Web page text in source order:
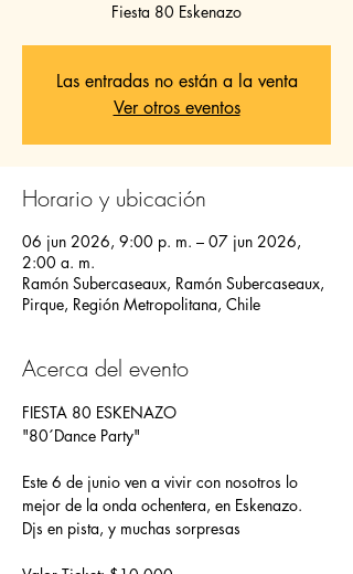
Fiesta 80 Eskenazo
Las entradas no están a la venta
Ver otros eventos
Horario y ubicación
06 jun 2026, 9:00 p. m. – 07 jun 2026,
2:00 a. m.
Ramón Subercaseaux, Ramón Subercaseaux,
Pirque, Región Metropolitana, Chile
Acerca del evento
FIESTA 80 ESKENAZO
"80´Dance Party"
Este 6 de junio ven a vivir con nosotros lo
mejor de la onda ochentera, en Eskenazo.
Djs en pista, y muchas sorpresas